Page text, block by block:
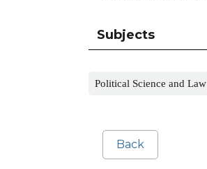
Subjects
Political Science and Law
Back